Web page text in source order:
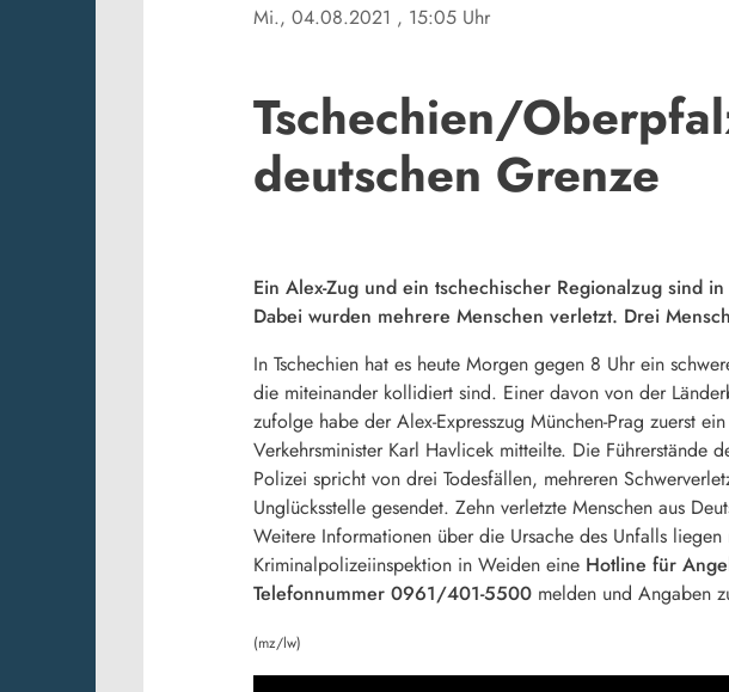
Mi., 04.08.2021 , 15:05 Uhr
Tschechien/
deutschen Grenze
Ein Alex-Zug und ein tschechischer Regionalzug sind
Dabei wurden mehrere Menschen verletzt. Drei
In Tschechien hat es heute Morgen gegen 8 Uhr ein
die miteinander kollidiert sind. Einer davon von der
zufolge habe der Alex-Expresszug München-Prag zuerst
Verkehrsminister Karl Havlicek mitteilte. Die
Polizei spricht von drei Todesfällen, mehreren
Unglücksstelle gesendet. Zehn verletzte Menschen aus
Weitere Informationen über die Ursache des Unfalls
Kriminalpolizeiinspektion in Weiden eine Hotline für
Telefonnummer 0961/401-5500 melden und Angaben
(mz/lw)